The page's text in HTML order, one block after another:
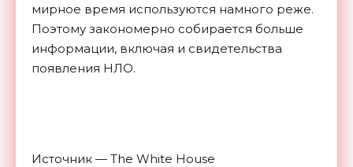
мирное время используются намного реже.
Поэтому закономерно собирается больше
информации, включая и свидетельства
появления НЛО.
Источник — The White House